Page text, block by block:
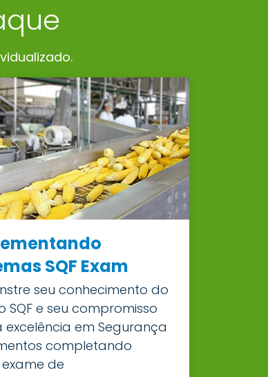
SQF Exam
seu conhecimento do
SQF e seu compromisso
excelência em Segurança
completando
de